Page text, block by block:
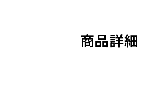
商品詳細